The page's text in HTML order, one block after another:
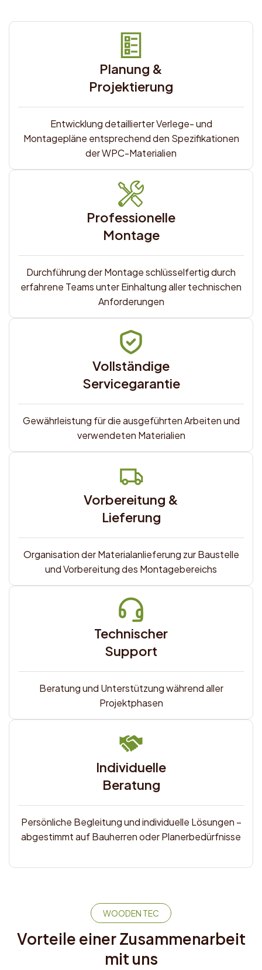
Planung &
Projektierung
Entwicklung detaillierter Verlege- und
Montagepläne entsprechend den Spezifikationen
der WPC-Materialien
Professionelle
Montage
Durchführung der Montage schlüsselfertig durch
erfahrene Teams unter Einhaltung aller technischen
Anforderungen
Vollständige
Servicegarantie
Gewährleistung für die ausgeführten Arbeiten und
verwendeten Materialien
Vorbereitung &
Lieferung
Organisation der Materialanlieferung zur Baustelle
und Vorbereitung des Montagebereichs
Technischer
Support
Beratung und Unterstützung während aller
Projektphasen
Individuelle
Beratung
Persönliche Begleitung und individuelle Lösungen –
abgestimmt auf Bauherren oder Planerbedürfnisse
WOODEN TEC
Vorteile einer Zusammenarbeit
mit uns